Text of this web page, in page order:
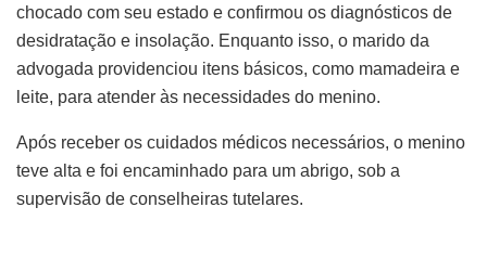
chocado com seu estado e confirmou os diagnósticos de
desidratação e insolação. Enquanto isso, o marido da
advogada providenciou itens básicos, como mamadeira e
leite, para atender às necessidades do menino.
Após receber os cuidados médicos necessários, o menino
teve alta e foi encaminhado para um abrigo, sob a
supervisão de conselheiras tutelares.